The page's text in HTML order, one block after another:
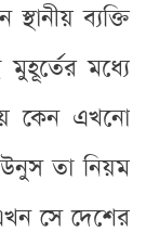
ব্যক্তি
মধ্যে
কেন এখনো
তা নিয়ম
সে দেশের